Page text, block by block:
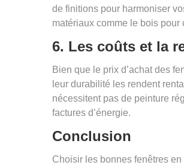
de finitions pour harmoniser
matériaux comme le bois
6. Les coûts et la
Bien que le prix d’achat des
leur durabilité les rendent
nécessitent pas de peinture
factures d’énergie.
Conclusion
Choisir les bonnes fenêtres